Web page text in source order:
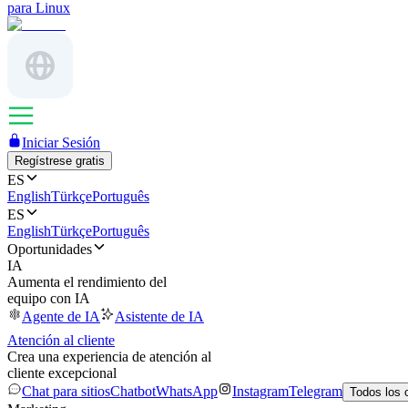
para Linux
Iniciar Sesión
Regístrese gratis
ES
EnglishTürkçePortuguês
ES
EnglishTürkçePortuguês
Oportunidades
IA
Aumenta el rendimiento del
equipo con IA
Agente de IA
Asistente de IA
Atención al cliente
Crea una experiencia de atención al
cliente excepcional
Chat para sitiosChatbotWhatsApp InstagramTelegram Todos los